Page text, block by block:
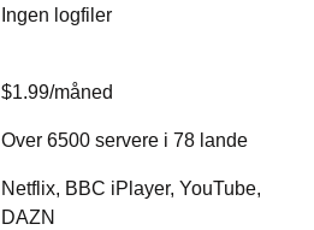
Ingen logfiler
$1.99/måned
Over 6500 servere i 78 lande
Netflix, BBC iPlayer, YouTube,
DAZN